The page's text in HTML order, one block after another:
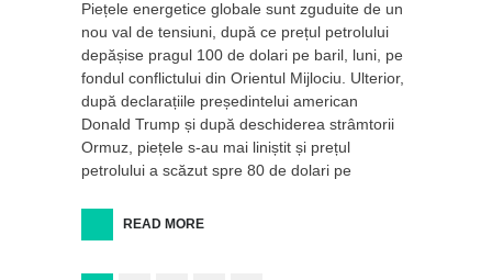
Piețele energetice globale sunt zguduite de un
nou val de tensiuni, după ce prețul petrolului
depășise pragul 100 de dolari pe baril, luni, pe
fondul conflictului din Orientul Mijlociu. Ulterior,
după declarațiile președintelui american
Donald Trump și după deschiderea strâmtorii
Ormuz, piețele s-au mai liniștit și prețul
petrolului a scăzut spre 80 de dolari pe
READ MORE